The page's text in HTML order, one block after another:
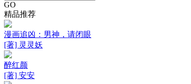
GO
精品推荐
漫画追凶：男神，请闭眼
[著] 灵灵妖
醉红颜
[著] 安安